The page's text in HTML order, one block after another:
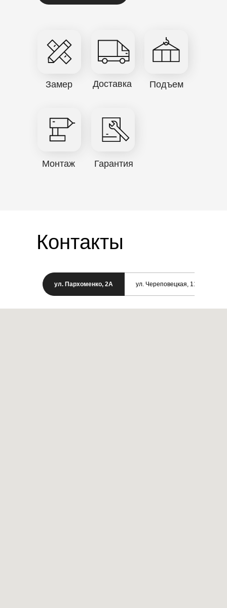
Замер Доставка Подъем
Монтаж Гарантия
Контакты
ул. Пархоменко, 2А ул. Череповецкая, 11/1